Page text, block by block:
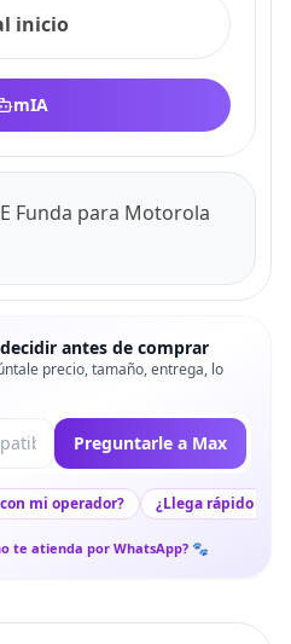
inicio
mIA
Funda para Motorola
antes de comprar
precio, tamaño, entrega, lo
Preguntarle a Max
mi operador? ¿Llega rápido a
te atienda por WhatsApp? 🐾